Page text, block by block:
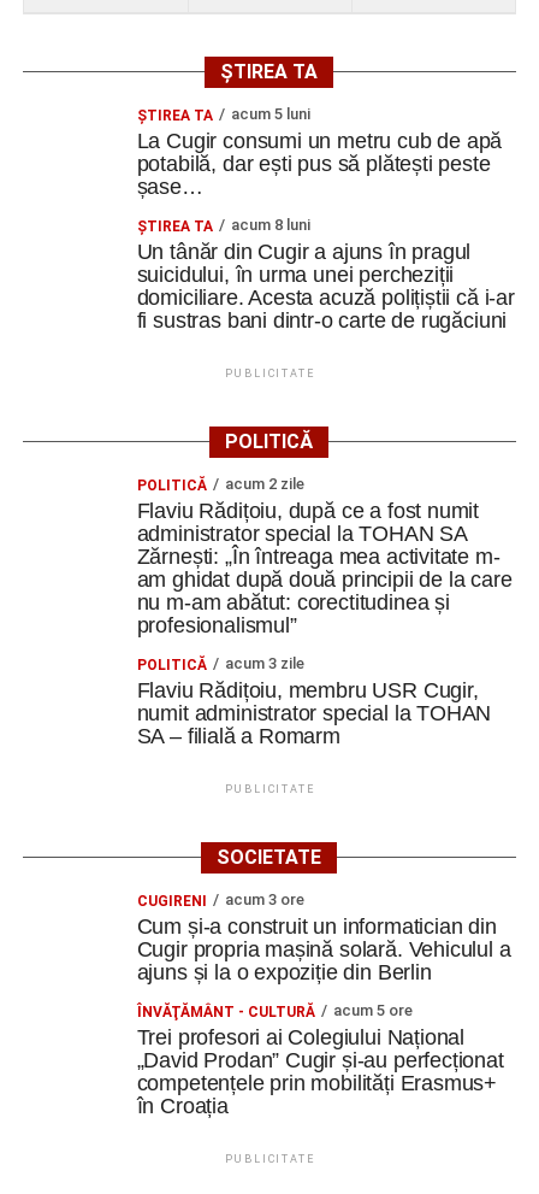
ȘTIREA TA
ȘTIREA TA acum 5 luni
La Cugir consumi un metru cub de apă
potabilă, dar ești pus să plătești peste
șase…
ȘTIREA TA acum 8 luni
Un tânăr din Cugir a ajuns în pragul
suicidului, în urma unei percheziții
domiciliare. Acesta acuză polițiștii că i-ar
fi sustras bani dintr-o carte de rugăciuni
PUBLICITATE
POLITICĂ
POLITICĂ acum 2 zile
Flaviu Rădițoiu, după ce a fost numit
administrator special la TOHAN SA
Zărnești: „În întreaga mea activitate m-
am ghidat după două principii de la care
nu m-am abătut: corectitudinea și
profesionalismul”
POLITICĂ acum 3 zile
Flaviu Rădițoiu, membru USR Cugir,
numit administrator special la TOHAN
SA – filială a Romarm
PUBLICITATE
SOCIETATE
CUGIRENI acum 3 ore
Cum și-a construit un informatician din
Cugir propria mașină solară. Vehiculul a
ajuns și la o expoziție din Berlin
ÎNVĂŢĂMÂNT - CULTURĂ acum 5 ore
Trei profesori ai Colegiului Național
„David Prodan” Cugir și-au perfecționat
competențele prin mobilități Erasmus+
în Croația
PUBLICITATE